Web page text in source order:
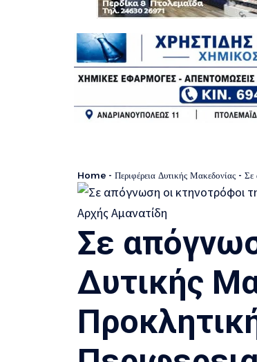
Home - Περιφέρεια Δυτικής Μακεδονίας - Σε
Σε
Δυτικής